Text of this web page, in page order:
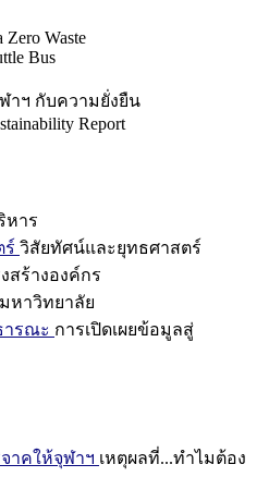
Zero Waste
Bus
าฯ กับความยั่งยืน
Report
หาร
ร์ วิสัยทัศน์และยุทธศาสตร์
สร้างองค์กร
หาวิทยาลัย
ารณะ การเปิดเผยข้อมูลสู่
าคให้จุฬาฯ เหตุผลที่...ทำไมต้อง